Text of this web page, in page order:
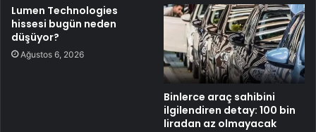
Lumen Technologies
hissesi bugün neden
düşüyor?
Ağustos 6, 2026
Binlerce araç sahibini
ilgilendiren detay: 100 bin
liradan az olmayacak